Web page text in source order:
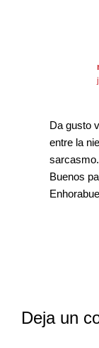
Da gusto
entre la
sarcasmo.
Buenos
Deja un